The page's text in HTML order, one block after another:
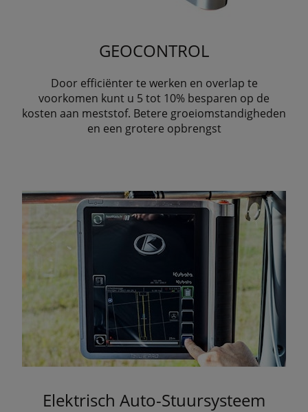
GEOCONTROL
Door efficiënter te werken en overlap te
voorkomen kunt u 5 tot 10% besparen op de
kosten aan meststof. Betere groeiomstandigheden
en een grotere opbrengst
Elektrisch Auto-Stuursysteem